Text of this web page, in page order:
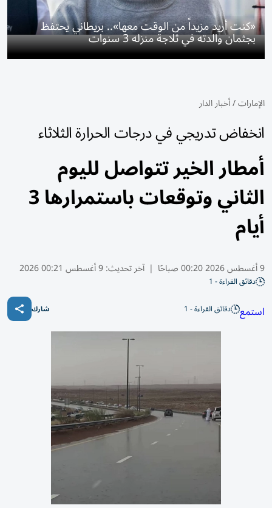
«كنت أريد مزيداً من الوقت معها».. بريطاني يحتفظ
بجثمان والدته في ثلاجة منزله 3 سنوات
الإمارات/أخبار الدار
انخفاض تدريجي في درجات الحرارة الثلاثاء
أمطار الخير تتواصل لليوم
الثاني وتوقعات باستمرارها 3
أيام
9 أغسطس 2026 00:20 صباحًا | آخر تحديث:9 أغسطس 00:21 2026
دقائق القراءة - 1
استمع دقائق القراءة - 1 شارك